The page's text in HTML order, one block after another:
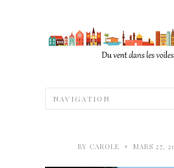
BY CAROLE • MARS 27,